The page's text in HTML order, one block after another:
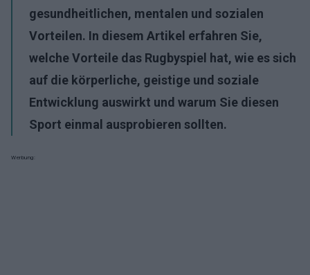
gesundheitlichen, mentalen und sozialen
Vorteilen. In diesem Artikel erfahren Sie,
welche Vorteile das Rugbyspiel hat, wie es sich
auf die körperliche, geistige und soziale
Entwicklung auswirkt und warum Sie diesen
Sport einmal ausprobieren sollten.
Werbung: